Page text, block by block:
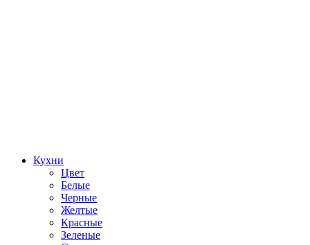
Кухни
Цвет
Белые
Черные
Желтые
Красные
Зеленые